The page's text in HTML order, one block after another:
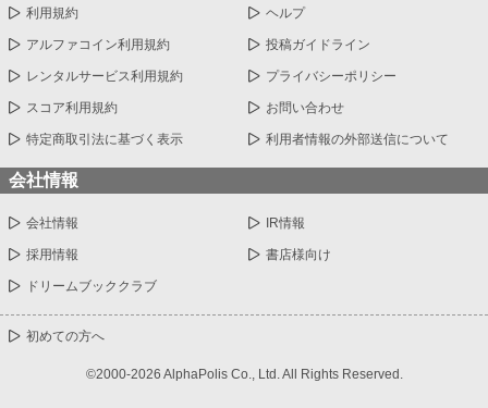
利用規約 ヘルプ
アルファコイン利用規約 投稿ガイドライン
レンタルサービス利用規約 プライバシーポリシー
スコア利用規約 お問い合わせ
特定商取引法に基づく表示 利用者情報の外部送信について
会社情報
会社情報 IR情報
採用情報 書店様向け
ドリームブッククラブ
初めての方へ
©2000-2026 AlphaPolis Co., Ltd. All Rights Reserved.